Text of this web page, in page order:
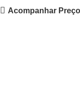
Acompanhar Preço